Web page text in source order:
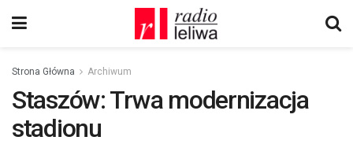
Strona Główna Archiwum
Staszów: Trwa modernizacja
stadionu